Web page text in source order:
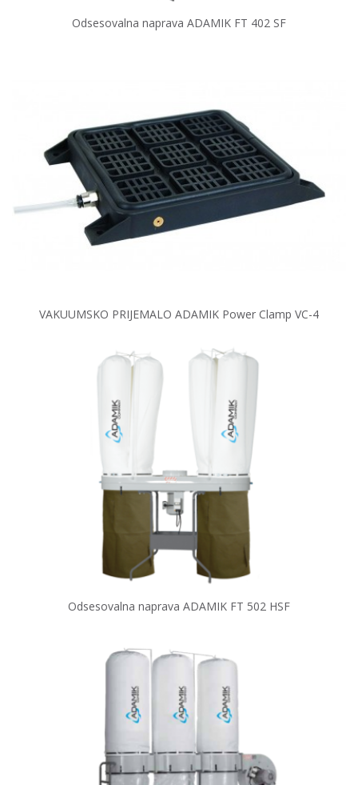
Odsesovalna naprava ADAMIK FT 402 SF
VAKUUMSKO PRIJEMALO ADAMIK Power Clamp VC-4
Odsesovalna naprava ADAMIK FT 502 HSF